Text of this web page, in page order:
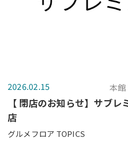
2026.02.15 本
【 閉店のお知らせ】サブ
店
グルメフロア TOPICS